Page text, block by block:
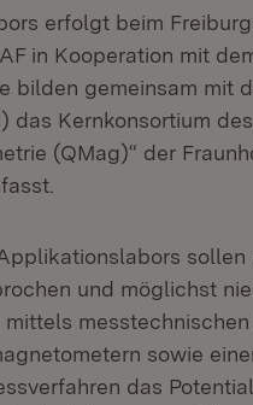
erfolgt beim
in Kooperation mit
bilden gemeinsam mit
das Kernkonsortium
(QMag)“ der
und möglichst
sowie
das